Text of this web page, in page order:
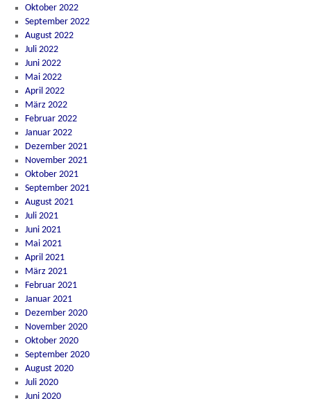
Oktober 2022
September 2022
August 2022
Juli 2022
Juni 2022
Mai 2022
April 2022
März 2022
Februar 2022
Januar 2022
Dezember 2021
November 2021
Oktober 2021
September 2021
August 2021
Juli 2021
Juni 2021
Mai 2021
April 2021
März 2021
Februar 2021
Januar 2021
Dezember 2020
November 2020
Oktober 2020
September 2020
August 2020
Juli 2020
Juni 2020